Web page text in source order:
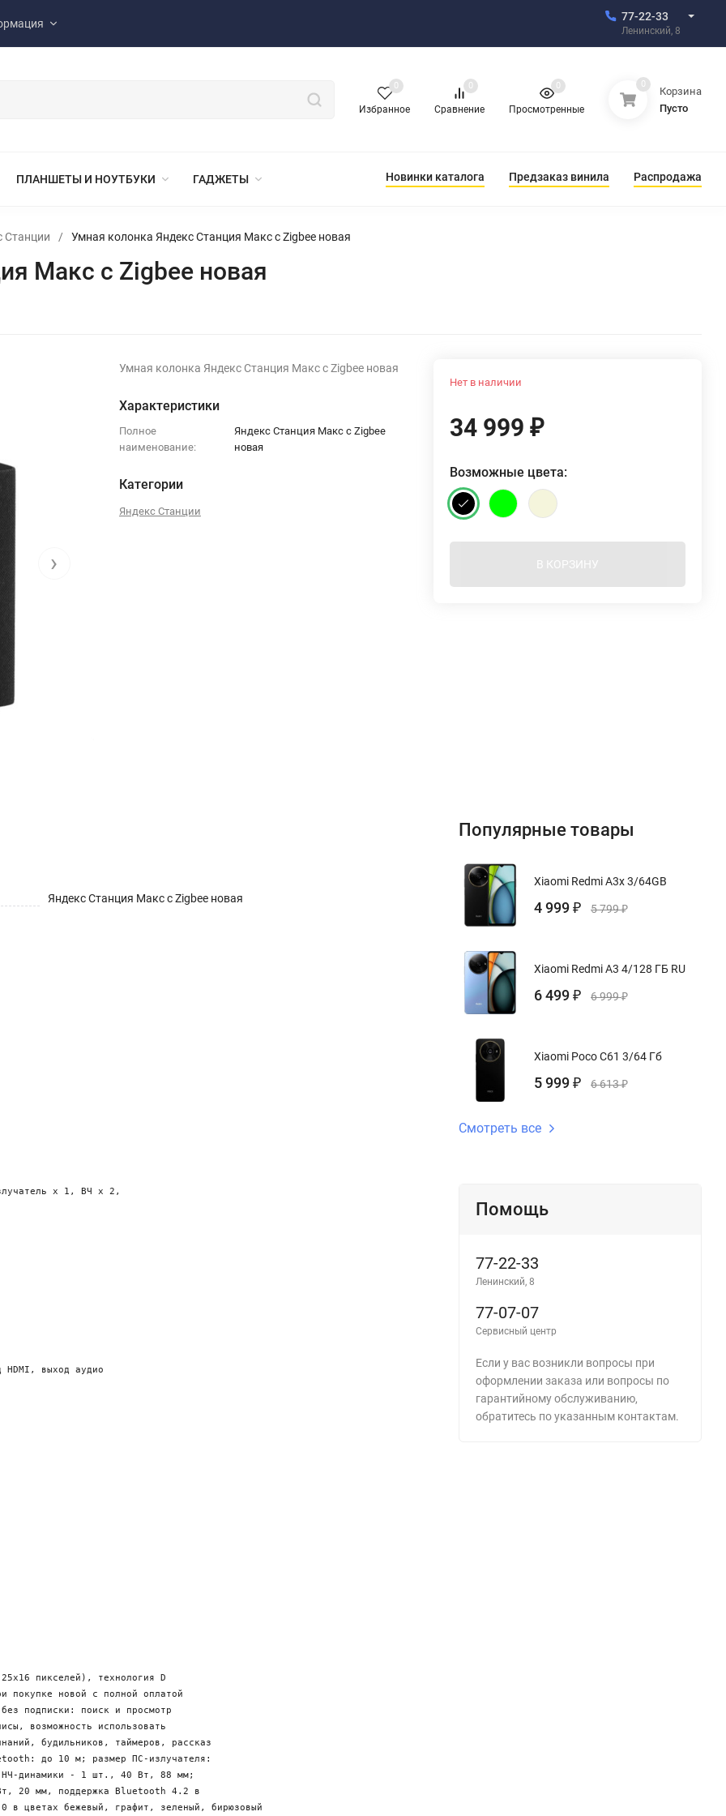
77-22-33
Ленинский, 8
Избранное
0
Сравнение
0
Просмотренные
0 0
Корзина
Пусто
ПЛАНШЕТЫ И НОУТБУКИ ГАДЖЕТЫ Новинки каталога Предзаказ винила Распродажа
Станции / Умная колонка Яндекс Станция Макс с Zigbee новая
Макс с Zigbee новая
›
Умная колонка Яндекс Станция Макс с Zigbee новая
Характеристики
Полное
наименование:
Яндекс Станция Макс с Zigbee
новая
Категории
Яндекс Станции
Нет в наличии
34 999₽
Возможные цвета:
В КОРЗИНУ
Яндекс Станция Макс с Zigbee новая
x 1, ВЧ x 2,
выход аудио
пикселей), технология D
покупке новой с полной оплатой
подписки: поиск и просмотр
возможность использовать
будильников, таймеров, рассказ
до 10 м; размер ПС-излучателя:
НЧ-динамики - 1 шт., 40 Вт, 88 мм;
20 мм, поддержка Bluetooth 4.2 в
Популярные товары
Xiaomi Redmi A3x 3/64GB
4 999 ₽ 5 799₽
Xiaomi Redmi A3 4/128 ГБ RU
6 499 ₽ 6 999₽
Xiaomi Poco C61 3/64 Гб
5 999 ₽ 6 613₽
Смотреть все
Помощь
77-22-33
Ленинский, 8
77-07-07
Сервисный центр
Если у вас возникли вопросы при
оформлении заказа или вопросы по
гарантийному обслуживанию,
обратитесь по указанным контактам.